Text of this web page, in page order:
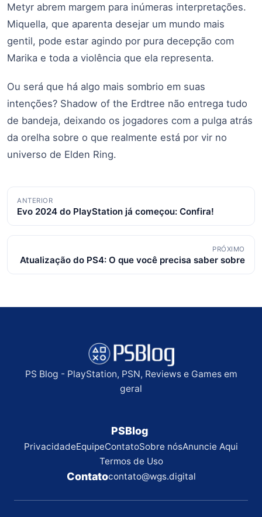
Metyr abrem margem para inúmeras interpretações.
Miquella, que aparenta desejar um mundo mais
gentil, pode estar agindo por pura decepção com
Marika e toda a violência que ela representa.
Ou será que há algo mais sombrio em suas
intenções? Shadow of the Erdtree não entrega tudo
de bandeja, deixando os jogadores com a pulga atrás
da orelha sobre o que realmente está por vir no
universo de Elden Ring.
Navegação
de
posts
ANTERIOR
Evo 2024 do PlayStation já começou: Confira!
PRÓXIMO
Atualização do PS4: O que você precisa saber sobre
PS Blog - PlayStation, PSN, Reviews e Games em
geral
PSBlog
PrivacidadeEquipeContatoSobre nósAnuncie Aqui
Termos de Uso
Contatocontato@wgs.digital